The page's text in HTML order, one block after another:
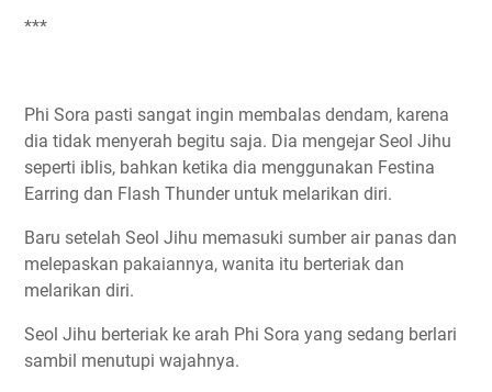
***
Phi Sora pasti sangat ingin membalas dendam, karena
dia tidak menyerah begitu saja. Dia mengejar Seol Jihu
seperti iblis, bahkan ketika dia menggunakan Festina
Earring dan Flash Thunder untuk melarikan diri.
Baru setelah Seol Jihu memasuki sumber air panas dan
melepaskan pakaiannya, wanita itu berteriak dan
melarikan diri.
Seol Jihu berteriak ke arah Phi Sora yang sedang berlari
sambil menutupi wajahnya.